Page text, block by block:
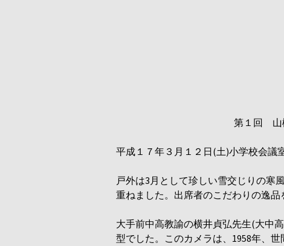
第１回 山
平成１７年３月１２日(土)小学校会議
戸外は3月として珍しい雪交じりの寒
重ねました。出席者のこだわりの逸品
大手前中高教諭の横井貞弘先生(大中
型でした。このカメラは、1958年、